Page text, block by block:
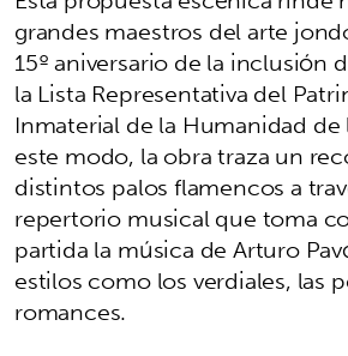
grandes maestros del arte
15º aniversario de la inclusión
la Lista Representativa del
Inmaterial de la Humanidad de
este modo, la obra traza un
distintos palos flamencos a
repertorio musical que toma
partida la música de Arturo
estilos como los verdiales, las
romances.